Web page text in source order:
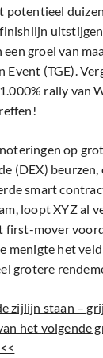
potentieel
groei van
Event (TGE).
rally van
op
(DEX)
smart
loopt XYZ al
first-mover
menigte het
grotere
zijlijn staan –
het volgende